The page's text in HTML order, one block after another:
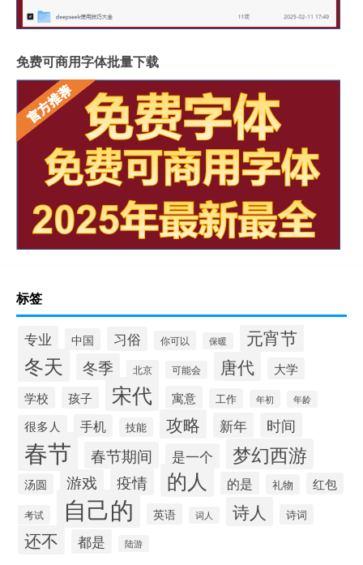
免费可商用字体批量下载
标签
专业 中国 习俗 你可以 保暖 元宵节
冬天 冬季 北京 可能会 唐代
大学
学校
孩子 宋代 寓意 工作 年初 年龄
很多人 手机 技能 攻略 新年 时间
春节 春节期间 是一个 梦幻西游
汤圆 游戏 疫情 的人 的是 礼物 红包
考试 自己的 英语 词人 诗人 诗词
还不 都是 陆游